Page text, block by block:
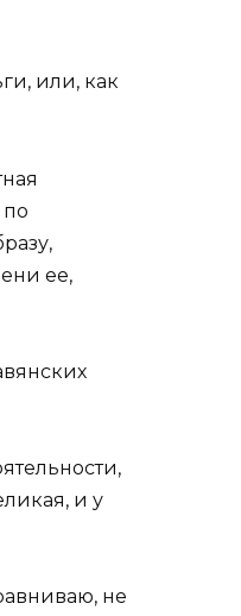
или, как
ее,
и у
не